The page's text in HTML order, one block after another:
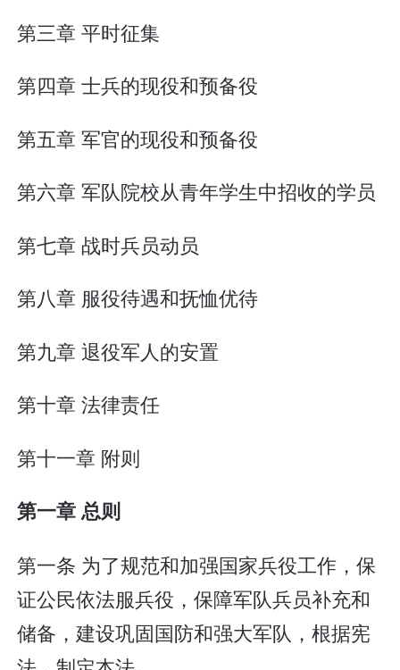
第三章 平时征集
第四章 士兵的现役和预备役
第五章 军官的现役和预备役
第六章 军队院校从青年学生中招收的学员
第七章 战时兵员动员
第八章 服役待遇和抚恤优待
第九章 退役军人的安置
第十章 法律责任
第十一章 附则
第一章 总则
第一条 为了规范和加强国家兵役工作，保
证公民依法服兵役，保障军队兵员补充和
储备，建设巩固国防和强大军队，根据宪